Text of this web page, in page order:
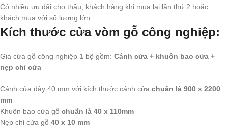
Có nhiều ưu đãi cho thầu, khách hàng khi mua lại lần thứ 2 hoặc
khách mua với số lượng lớn
Kích thước cửa vòm gỗ công nghiệp:
Giá cửa gỗ công nghiệp 1 bộ gồm: Cánh cửa + khuôn bao cửa +
nẹp chỉ cửa
Cánh cửa dày 40 mm với kích thước cánh cửa chuẩn là 900 x 2200
mm
Khuôn bao cửa gỗ chuẩn là 40 x 110mm
Nẹp chỉ cửa gỗ 40 x 10 mm